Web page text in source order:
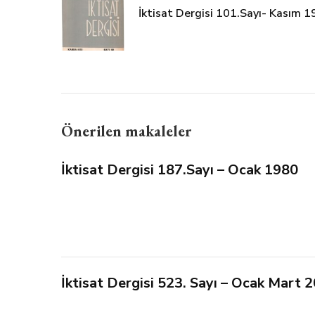
İktisat Dergisi 101.Sayı- Kasım
Önerilen makaleler
İktisat Dergisi 187.Sayı – Ocak 1980
İktisat Dergisi 523. Sayı – Ocak Mart